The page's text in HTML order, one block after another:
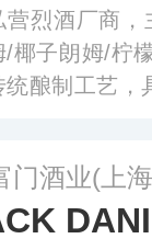
营烈酒厂商
/椰子朗姆/柠
统酿制工艺，
门酒业(上